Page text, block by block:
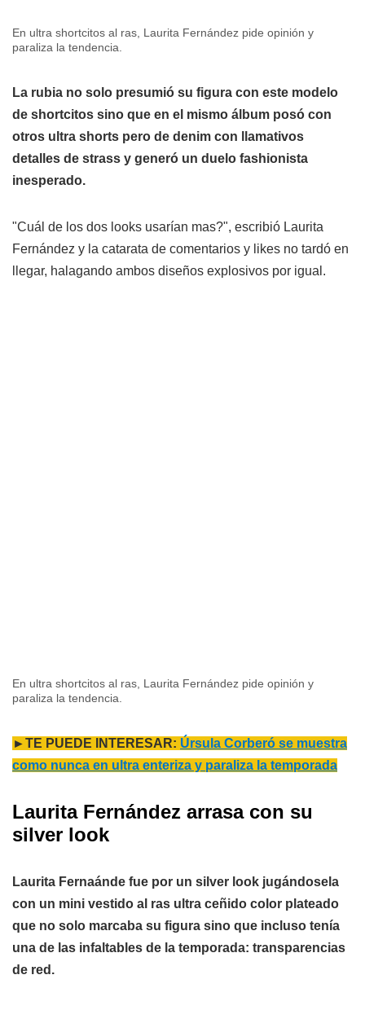
En ultra shortcitos al ras, Laurita Fernández pide opinión y
paraliza la tendencia.
La rubia no solo presumió su figura con este modelo
de shortcitos sino que en el mismo álbum posó con
otros ultra shorts pero de denim con llamativos
detalles de strass y generó un duelo fashionista
inesperado.
"Cuál de los dos looks usarían mas?", escribió Laurita
Fernández y la catarata de comentarios y likes no tardó en
llegar, halagando ambos diseños explosivos por igual.
En ultra shortcitos al ras, Laurita Fernández pide opinión y
paraliza la tendencia.
►TE PUEDE INTERESAR: Úrsula Corberó se muestra
como nunca en ultra enteriza y paraliza la temporada
Laurita Fernández arrasa con su
silver look
Laurita Fernaánde fue por un silver look jugándosela
con un mini vestido al ras ultra ceñido color plateado
que no solo marcaba su figura sino que incluso tenía
una de las infaltables de la temporada: transparencias
de red.